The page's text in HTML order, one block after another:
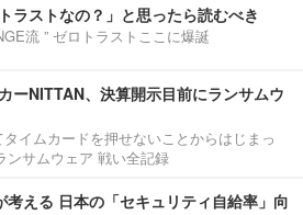
ラストなの？」と思ったら読むべき
流 ” ゼロトラストここに爆誕
ーNITTAN、決算開示目前にランサムウ
イムカードを押せないことからはじまっ
ンサムウェア 戦い全記録
考える 日本の「セキュリティ自給率」向